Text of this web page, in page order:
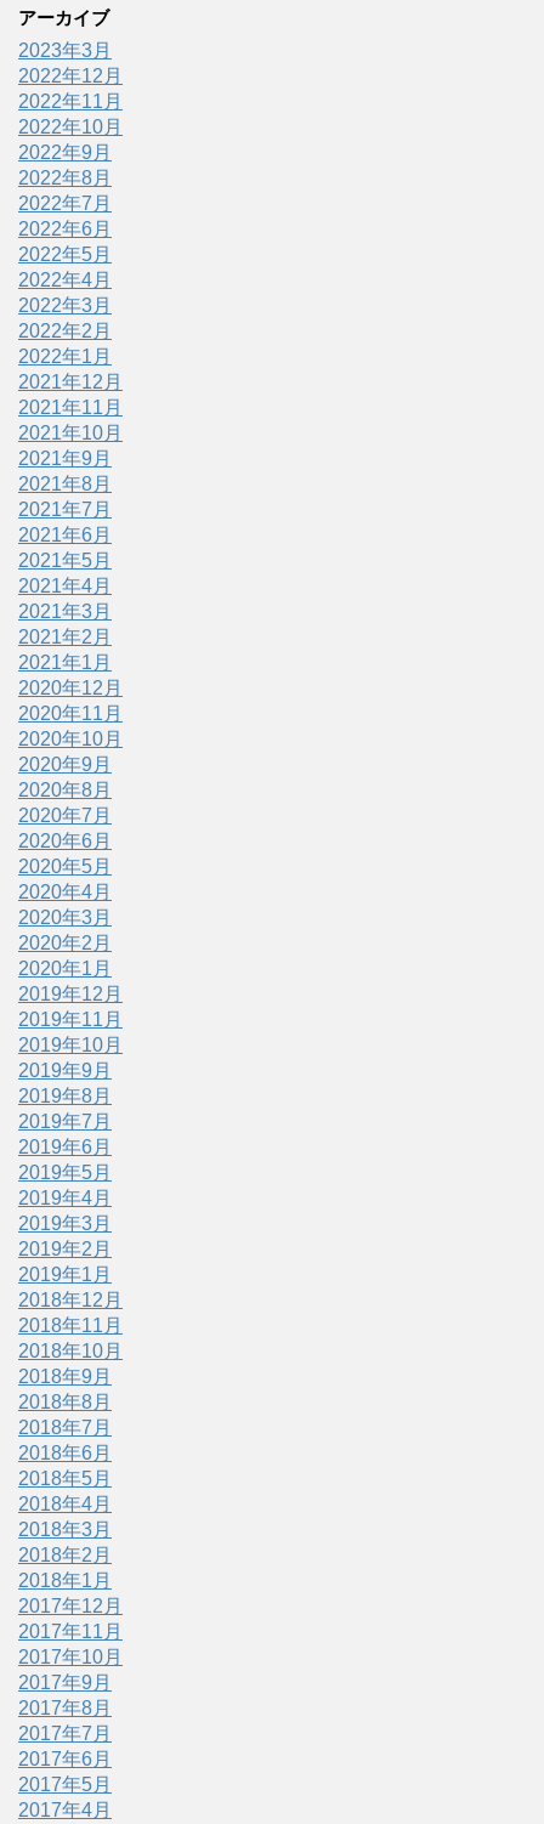
アーカイブ
2023年3月
2022年12月
2022年11月
2022年10月
2022年9月
2022年8月
2022年7月
2022年6月
2022年5月
2022年4月
2022年3月
2022年2月
2022年1月
2021年12月
2021年11月
2021年10月
2021年9月
2021年8月
2021年7月
2021年6月
2021年5月
2021年4月
2021年3月
2021年2月
2021年1月
2020年12月
2020年11月
2020年10月
2020年9月
2020年8月
2020年7月
2020年6月
2020年5月
2020年4月
2020年3月
2020年2月
2020年1月
2019年12月
2019年11月
2019年10月
2019年9月
2019年8月
2019年7月
2019年6月
2019年5月
2019年4月
2019年3月
2019年2月
2019年1月
2018年12月
2018年11月
2018年10月
2018年9月
2018年8月
2018年7月
2018年6月
2018年5月
2018年4月
2018年3月
2018年2月
2018年1月
2017年12月
2017年11月
2017年10月
2017年9月
2017年8月
2017年7月
2017年6月
2017年5月
2017年4月